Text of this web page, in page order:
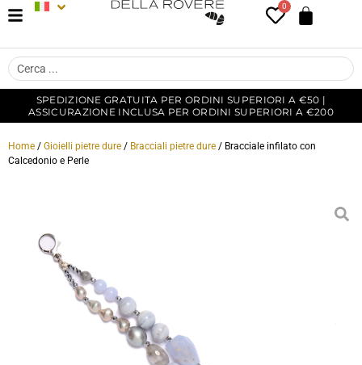
0
SPEDIZIONE GRATUITA PER ORDINI SUPERIORI A €50 |
ASSICURAZIONE INCLUSA PER ORDINI SUPERIORI A €200
Home / Gioielli pietre dure / Bracciali pietre dure / Bracciale infilato con
Calcedonio e Perle